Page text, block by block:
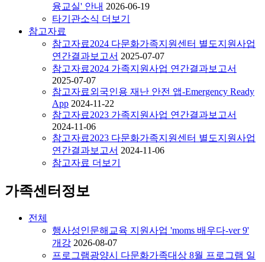
융교실' 안내 2026-06-19
타기관소식 더보기
참고자료
참고자료2024 다문화가족지원센터 별도지원사업
연간결과보고서 2025-07-07
참고자료2024 가족지원사업 연간결과보고서
2025-07-07
참고자료외국인용 재난 안전 앱-Emergency Ready
App 2024-11-22
참고자료2023 가족지원사업 연간결과보고서
2024-11-06
참고자료2023 다문화가족지원센터 별도지원사업
연간결과보고서 2024-11-06
참고자료 더보기
가족센터정보
전체
행사성인문해교육 지원사업 'moms 배우다-ver 9'
개강 2026-08-07
프로그램광양시 다문화가족대상 8월 프로그램 일